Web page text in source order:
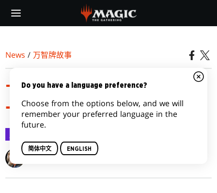
main
News / 万智牌故事
卡洛夫庄园谋杀案｜第十
一集：征兆与预兆
Seanan McGuire
Do you have a language preference?
Choose from the options below, and we will
remember your preferred language in the
future.
简体中文 ENGLISH